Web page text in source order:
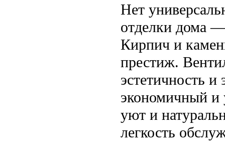
Нет
отделки дома
Кирпич и
престиж.
эстетичность
экономичный и
уют и
легкость